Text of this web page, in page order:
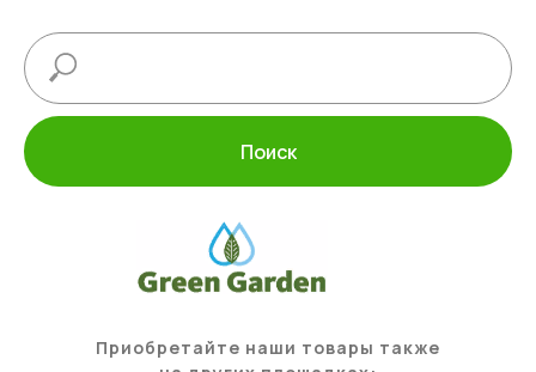
Поиск
Приобретайте наши товары также